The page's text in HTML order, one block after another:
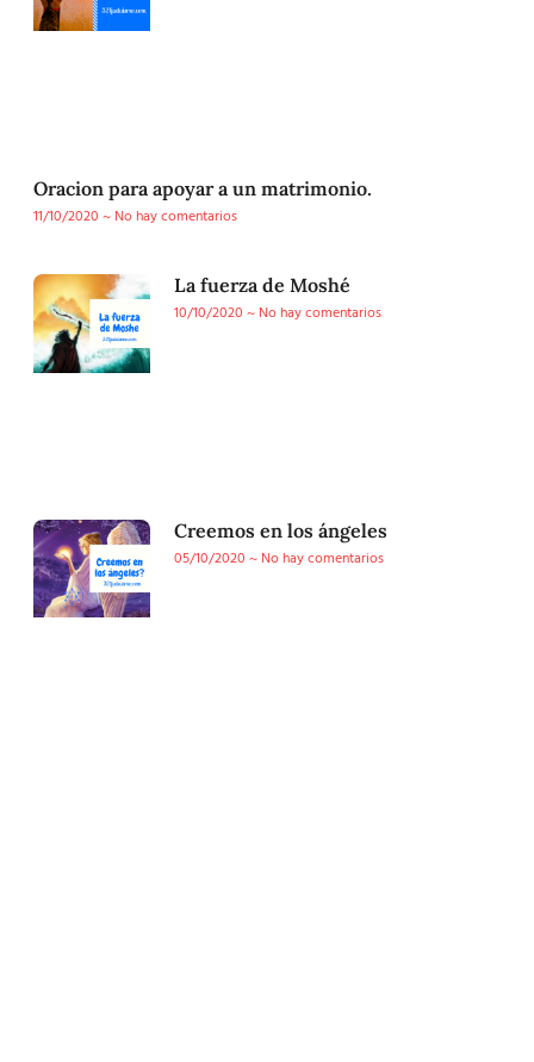
Oracion para apoyar a un matrimonio.
11/10/2020
No hay comentarios
La fuerza de Moshé
10/10/2020
No hay comentarios
Creemos en los ángeles
05/10/2020
No hay comentarios